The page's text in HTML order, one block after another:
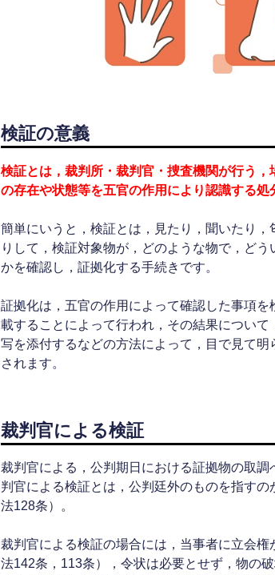
検証の意義
検証とは，裁判所・裁判官・捜査機関が行う，
の存在や状態等を五官の作用により認識する処
簡単にいうと，検証とは，見たり，聞いたり，
りして，検証対象物が，どのような物で，ど
かを確認し，証拠化する手続きです。
証拠化は，五官の作用によって確認した事項を
載することによって行われ，その結果について
写を添付するなどの方法によって，目で見て明
されます。
裁判官による検証
裁判官による，公判期日における証拠物の取調
判官による検証とは，公判廷外のものを指す
法128条）。
裁判官による検証の場合には，当事者に立会権
法142条，113条），令状は必要とせず，物の